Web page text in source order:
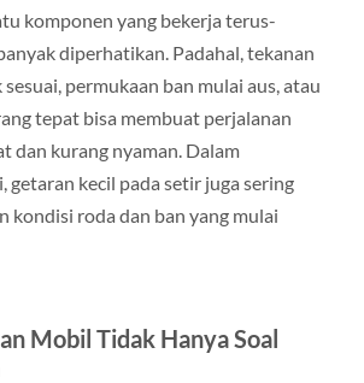
komponen yang bekerja terus-
diperhatikan. Padahal, tekanan
permukaan ban mulai aus, atau
tepat bisa membuat perjalanan
dan kurang nyaman. Dalam
getaran kecil pada setir juga sering
kondisi roda dan ban yang mulai
Mobil Tidak Hanya Soal